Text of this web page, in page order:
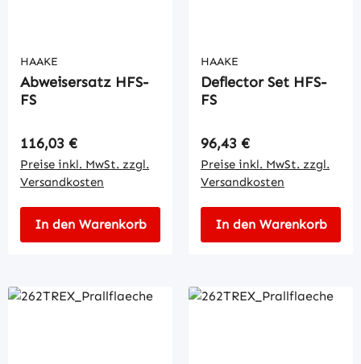
HAAKE
Abweisersatz HFS-
FS
Regulärer Preis:
116,03 €
Preise inkl. MwSt. zzgl.
Versandkosten
In den Warenkorb
HAAKE
Deflector Set HFS-
FS
Regulärer Preis:
96,43 €
Preise inkl. MwSt. zzgl.
Versandkosten
In den Warenkorb